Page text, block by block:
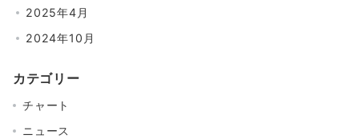
2025年4月
2024年10月
カテゴリー
チャート
ニュース